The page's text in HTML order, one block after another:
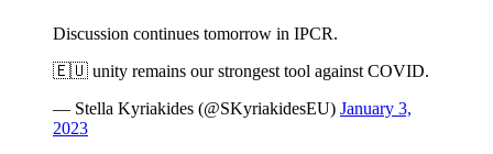
Discussion continues tomorrow in IPCR.
🇪🇺 unity remains our strongest tool against COVID.
— Stella Kyriakides (@SKyriakidesEU) January 3,
2023